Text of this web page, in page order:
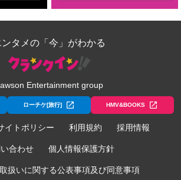
ンタメの「今」がわかる
Entertainment group
ローチケ[旅行] HMV&BOOKS
イトポリシー 利用規約 採用情報
合わせ 個人情報保護方針
扱いに関する公表事項及び同意事項